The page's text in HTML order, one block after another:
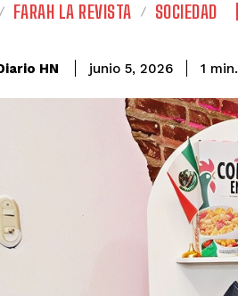
FARAH LA REVISTA SOCIEDAD
HN junio 5, 2026 1 min.